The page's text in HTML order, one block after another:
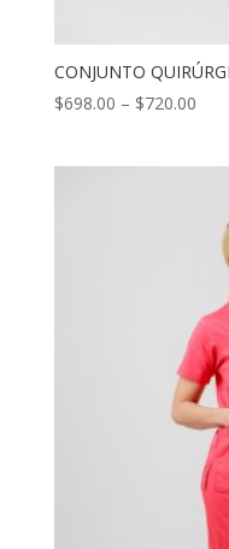
CONJUNTO
$698.00 – $720.00